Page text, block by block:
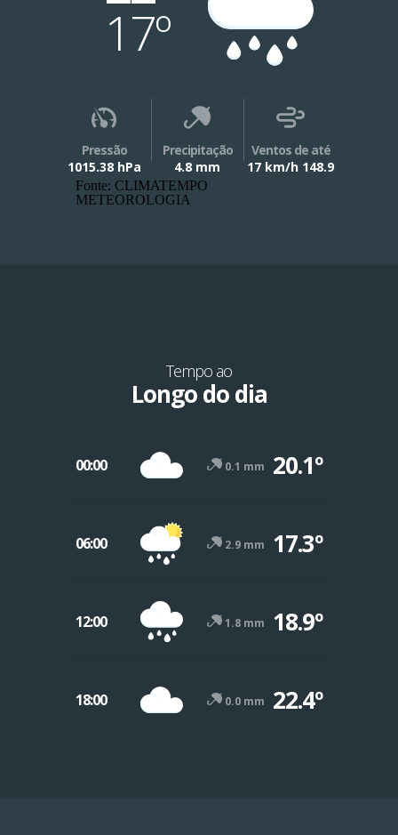
17º
Pressão
1015.38 hPa
Precipitação
4.8 mm
Ventos de até
17 km/h 148.9
Fonte: CLIMATEMPO
METEOROLOGIA
Tempo ao
Longo do dia
00:00 0.1 mm 20.1º
06:00 2.9 mm 17.3º
12:00 1.8 mm 18.9º
18:00 0.0 mm 22.4º